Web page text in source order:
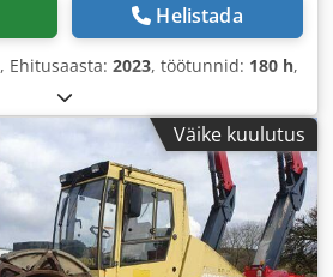
Helistada
, Ehitusaasta: 2023, töötunnid: 180 h,
Väike kuulutus